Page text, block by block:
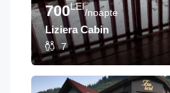
700LEI
/noapte
Liziera Cabin
7